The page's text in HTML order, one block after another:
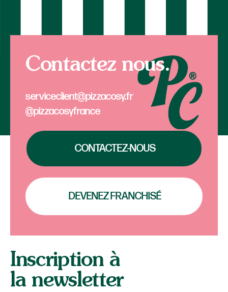
Contactez nous.
serviceclient@pizzacosy.fr
@pizzacosyfrance
CONTACTEZ-NOUS
DEVENEZ FRANCHISÉ
Inscription à
la newsletter